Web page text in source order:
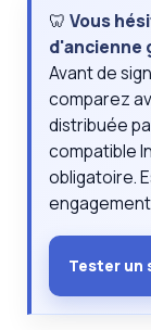
🦷 Vous
d'ancienne
Avant de
comparez
distribuée
compatible
obligatoire.
Tester un